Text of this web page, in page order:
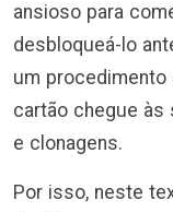
ansioso para
desbloqueá-lo
um procedimento
cartão chegue
e clonagens.
Por isso, neste